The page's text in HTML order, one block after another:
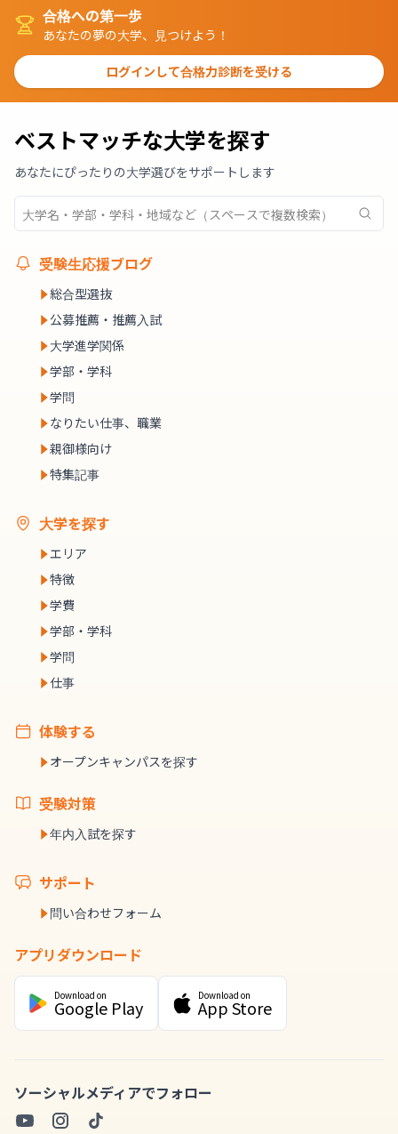
合格への第一歩
あなたの夢の大学、見つけよう！
ログインして合格力診断を受ける
ベストマッチな大学を探す
あなたにぴったりの大学選びをサポートします
受験生応援ブログ
総合型選抜
公募推薦・推薦入試
大学進学関係
学部・学科
学問
なりたい仕事、職業
親御様向け
特集記事
大学を探す
エリア
特徴
学費
学部・学科
学問
仕事
体験する
オープンキャンパスを探す
受験対策
年内入試を探す
サポート
問い合わせフォーム
アプリダウンロード
Download on
Google Play
Download on
App Store
ソーシャルメディアでフォロー